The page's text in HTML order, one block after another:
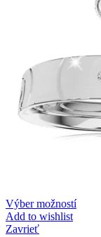
Výber možností
Add to wishlist
Zavrieť